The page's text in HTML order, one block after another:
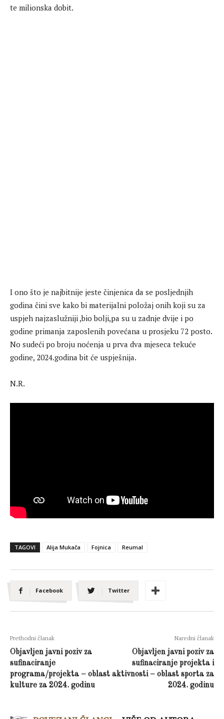
te milionska dobit.
I ono što je najbitnije jeste činjenica da se posljednjih
godina čini sve kako bi materijalni položaj onih koji su za
uspjeh najzaslužniji ,bio bolji,pa su u zadnje dvije i po
godine primanja zaposlenih povećana u prosjeku 72 posto.
No sudeći po broju noćenja u prva dva mjeseca tekuće
godine, 2024.godina bit će uspješnija.
N.R.
TAGOVI Alija Mukača Fojnica Reumal
Facebook Twitter
Prethodni članak
Objavljen javni poziv za
sufinaciranje
programa/projekta – oblast
kulture za 2024. godinu
Naredni članak
Objavljen javni poziv za
sufinaciranje projekta i
aktivnosti – oblast sporta za
2024. godinu